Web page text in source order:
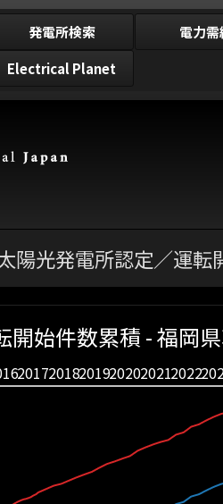
発電所検索
電力需
Electrical Planet
陽光発電所認定／運転
201720182019202020212022
開始件数累積 - 福岡